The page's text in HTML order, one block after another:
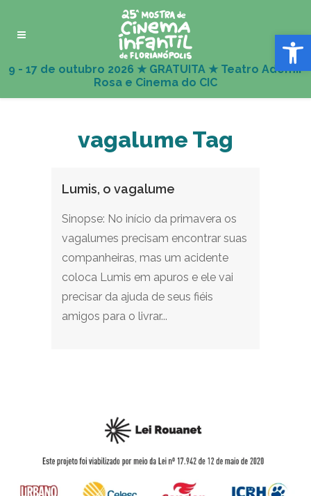
Abrir
vagalume Tag
Lumis, o vagalume
Sinopse: No início da primavera os
vagalumes precisam encontrar suas
companheiras, mas um acidente
coloca Lumis em apuros e ele vai
precisar da ajuda de seus fiéis
amigos para o livrar...